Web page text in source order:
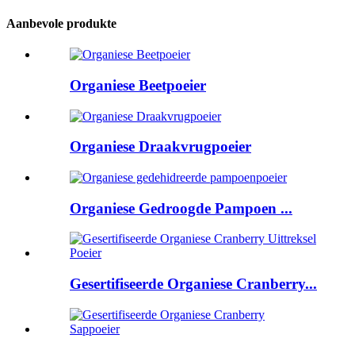
Aanbevole produkte
Organiese Beetpoeier
Organiese Draakvrugpoeier
Organiese Gedroogde Pampoen ...
Gesertifiseerde Organiese Cranberry...